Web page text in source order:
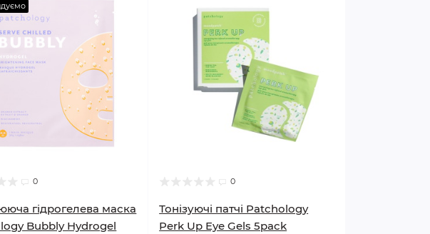
0
гідрогелева маска
Bubbly Hydrogel
0
Тонізуючі патчі Patchology
Perk Up Eye Gels 5pack